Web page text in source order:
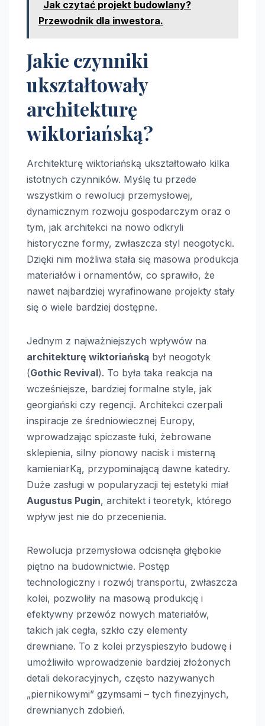
Jak czytać projekt budowlany?
Przewodnik dla inwestora.
Jakie czynniki
ukształtowały
architekturę
wiktoriańską?
Architekturę wiktoriańską ukształtowało kilka
istotnych czynników. Myślę tu przede
wszystkim o rewolucji przemysłowej,
dynamicznym rozwoju gospodarczym oraz o
tym, jak architekci na nowo odkryli
historyczne formy, zwłaszcza styl neogotycki.
Dzięki nim możliwa stała się masowa produkcja
materiałów i ornamentów, co sprawiło, że
nawet najbardziej wyrafinowane projekty stały
się o wiele bardziej dostępne.
Jednym z najważniejszych wpływów na
architekturę wiktoriańską był neogotyk
(Gothic Revival). To była taka reakcja na
wcześniejsze, bardziej formalne style, jak
georgiański czy regencji. Architekci czerpali
inspiracje ze średniowiecznej Europy,
wprowadzając spiczaste łuki, żebrowane
sklepienia, silny pionowy nacisk i misterną
kamieniarKą, przypominającą dawne katedry.
Duże zasługi w popularyzacji tej estetyki miał
Augustus Pugin, architekt i teoretyk, którego
wpływ jest nie do przecenienia.
Rewolucja przemysłowa odcisnęła głębokie
piętno na budownictwie. Postęp
technologiczny i rozwój transportu, zwłaszcza
kolei, pozwoliły na masową produkcję i
efektywny przewóz nowych materiałów,
takich jak cegła, szkło czy elementy
drewniane. To z kolei przyspieszyło budowę i
umożliwiło wprowadzenie bardziej złożonych
detali dekoracyjnych, często nazywanych
„piernikowymi” gzymsami – tych finezyjnych,
drewnianych zdobień.